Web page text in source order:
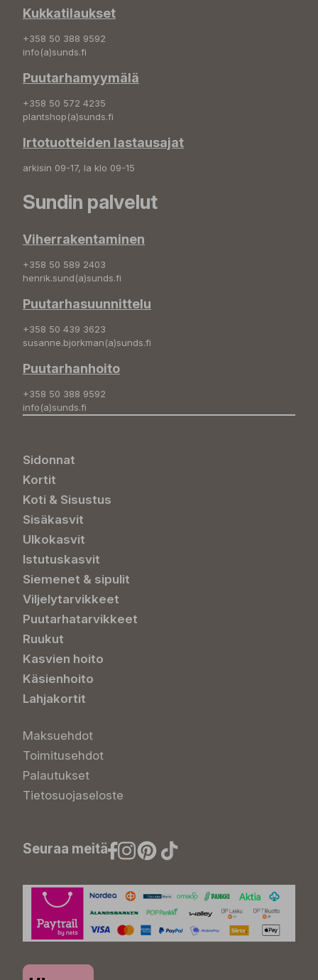
Kukkatilaukset
+358 50 388 9592
info(a)sunds.fi
Puutarhamyymälä
+358 50 572 4235
plantshop(a)sunds.fi
Irtotuotteiden lastausajat
arkisin 09-17, la klo 09-15
Sundin palvelut
Viherrakentaminen
+358 50 589 2403
henrik.sund(a)sunds.fi
Puutarhasuunnittelu
+358 50 439 3623
susanne.bjorkman(a)sunds.fi
Puutarhanhoito
+358 50 388 9592
info(a)sunds.fi
Sidonnat
Kortit
Koti & Sisustus
Sisäkasvit
Ulkokasvit
Istutuskasvit
Siemenet & sipulit
Viljelytarvikkeet
Puutarhatarvikkeet
Ruukut
Kasvien hoito
Käsienhoito
Lahjakortit
Maksuehdot
Toimitusehdot
Palautukset
Tietosuojaseloste
Seuraa meitä